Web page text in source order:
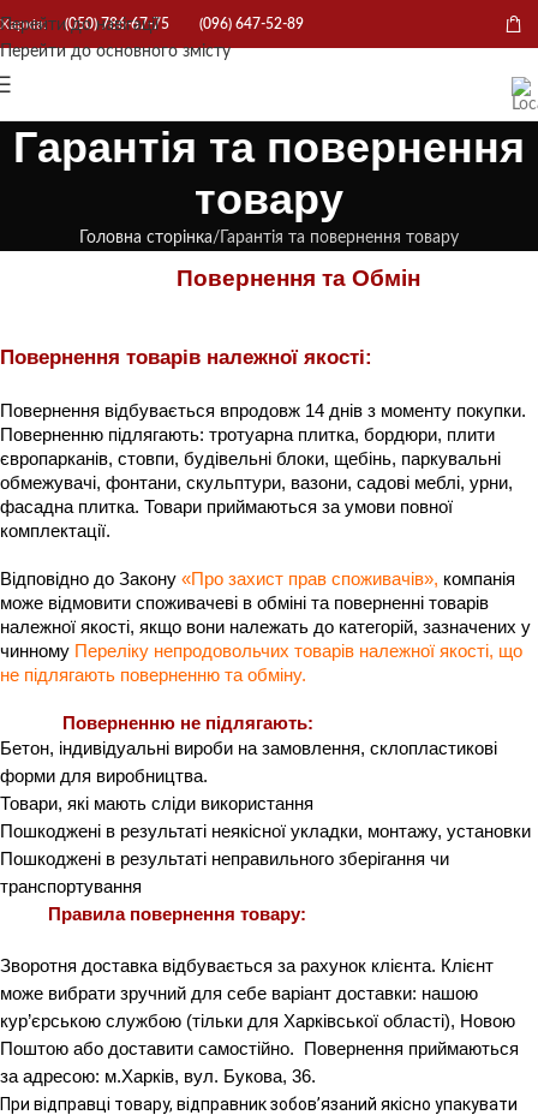
Перейти до навігації
Перейти до основного змісту
Харків: (050) 786-67-75 (096) 647-52-89
Гарантія та повернення
товару
Головна сторінка Гарантія та повернення товару
Повернення та Обмін
Повернення товарів належної якості:
Повернення відбувається впродовж 14 днів з моменту покупки.
Поверненню підлягають: тротуарна плитка, бордюри, плити
європарканів, стовпи, будівельні блоки, щебінь, паркувальні
обмежувачі, фонтани, скульптури, вазони, садові меблі, урни,
фасадна плитка. Товари приймаються за умови повної
комплектації.
Відповідно до Закону «Про захист прав споживачів», компанія
може відмовити споживачеві в обміні та поверненні товарів
належної якості, якщо вони належать до категорій, зазначених у
чинному Переліку непродовольчих товарів належної якості, що
не підлягають поверненню та обміну.
Поверненню не підлягають:
Бетон, індивідуальні вироби на замовлення, склопластикові
форми для виробництва.
Товари, які мають сліди використання
Пошкоджені в результаті неякісної укладки, монтажу, установки
Пошкоджені в результаті неправильного зберігання чи
транспортування
Правила повернення товару:
Зворотня доставка відбувається за рахунок клієнта. Клієнт
може вибрати зручний для себе варіант доставки: нашою
кур’єрською службою (тільки для Харківської області), Новою
Поштою або доставити самостійно.  Повернення приймаються
за адресою: м.Харків, вул. Букова, 36.
При відправці товару, відправник зобов’язаний якісно упакувати